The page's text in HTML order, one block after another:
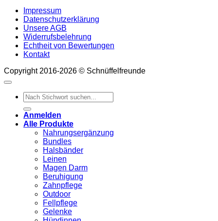
Impressum
Datenschutzerklärung
Unsere AGB
Widerrufsbelehrung
Echtheit von Bewertungen
Kontakt
Copyright 2016-2026 © Schnüffelfreunde
Suchen
nach:
Anmelden
Alle Produkte
Nahrungsergänzung
Bundles
Halsbänder
Leinen
Magen Darm
Beruhigung
Zahnpflege
Outdoor
Fellpflege
Gelenke